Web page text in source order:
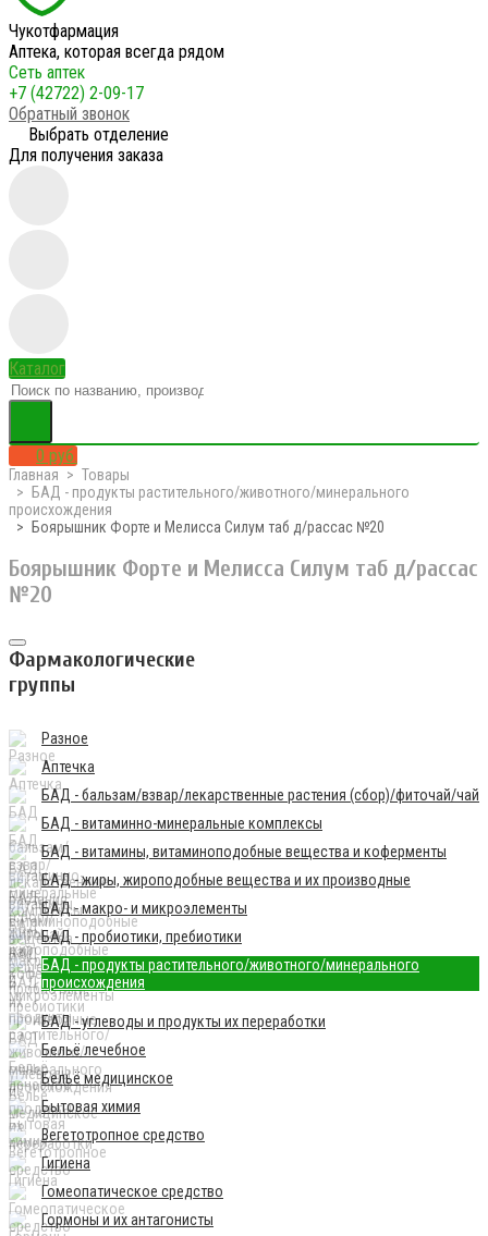
Чукотфармация
Аптека, которая всегда рядом
Сеть аптек
+7 (42722) 2-09-17
Обратный звонок
Выбрать отделение
Для получения заказа
Каталог
0 руб.
Главная
Товары
БАД - продукты растительного/животного/минерального
происхождения
Боярышник Форте и Мелисса Силум таб д/рассас №20
Боярышник Форте и Мелисса Силум таб д/рассас
№20
Фармакологические
группы
Разное
Аптечка
БАД - бальзам/взвар/лекарственные растения (сбор)/фиточай/чай
БАД - витаминно-минеральные комплексы
БАД - витамины, витаминоподобные вещества и коферменты
БАД - жиры, жироподобные вещества и их производные
БАД - макро- и микроэлементы
БАД - пробиотики, пребиотики
БАД - продукты растительного/животного/минерального
происхождения
БАД - углеводы и продукты их переработки
Бельё лечебное
Бельё медицинское
Бытовая химия
Вегетотропное средство
Гигиена
Гомеопатическое средство
Гормоны и их антагонисты